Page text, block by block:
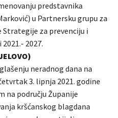
predstavnika
u Partnersku grupu za
za prevenciju i
2027.
neradnog dana na
3. lipnja 2021. godine
na području Županije
kršćanskog blagdana